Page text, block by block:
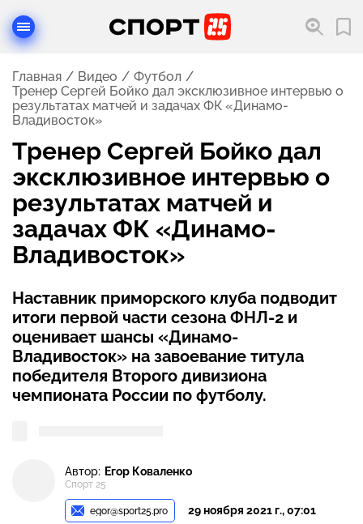
Главная Видео
Футбол
Тренер Сергей Бойко дал эксклюзивное интервью о
результатах матчей и задачах ФК «Динамо-
Владивосток»
Тренер Сергей Бойко дал
эксклюзивное интервью о
результатах матчей и
задачах ФК «Динамо-
Владивосток»
Наставник приморского клуба подводит
итоги первой части сезона ФНЛ-2 и
оценивает шансы «Динамо-
Владивосток» на завоевание титула
победителя Второго дивизиона
чемпионата России по футболу.
Автор: Егор Коваленко
Спорт 25
egor@sport25.pro 29 ноября 2021 г., 07:01